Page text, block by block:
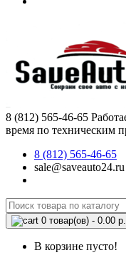
8 (812) 565-46-65
время по техническим
8 (812) 565-46-65
sale@saveauto24.ru
0 товар(ов) - 0.00 р.
В корзине пусто!